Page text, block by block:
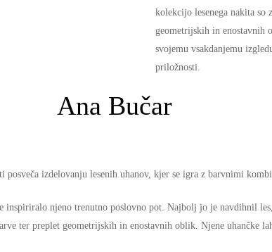
kolekcijo lesenega nakita so
geometrijskih in enostavnih
svojemu vsakdanjemu
priložnosti.
Ana Bučar
posveča izdelovanju lesenih uhanov, kjer se igra z barvnimi
inspiriralo njeno trenutno poslovno pot. Najbolj jo je navdihnil
ter preplet geometrijskih in enostavnih oblik. Njene uhančke